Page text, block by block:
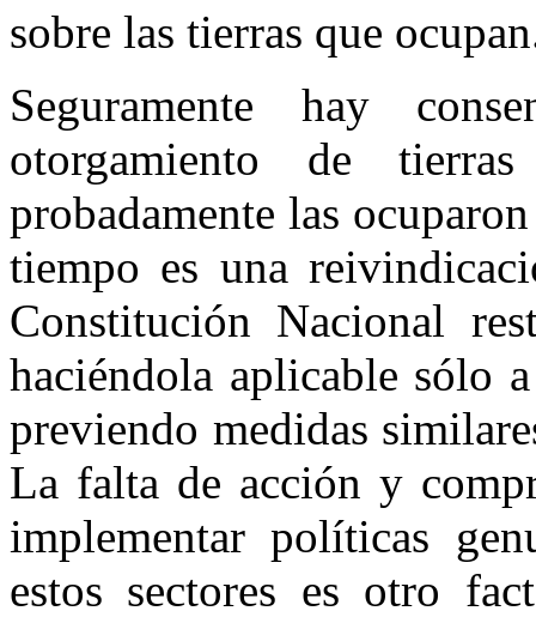
sobre las tierras que
Seguramente hay
otorgamiento de
probadamente las
tiempo es una
Constitución Nacional
haciéndola aplicable sólo
previendo medidas
La falta de acción y
implementar políticas
estos sectores es otro